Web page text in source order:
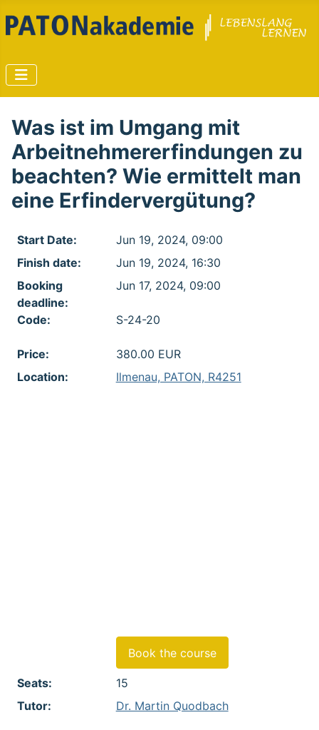
Was ist im Umgang mit
Arbeitnehmererfindungen zu
beachten? Wie ermittelt man
eine Erfindervergütung?
Start Date:
Jun 19, 2024, 09:00
Finish date:
Jun 19, 2024, 16:30
Booking
deadline:
Jun 17, 2024, 09:00
Code: S-24-20
Price:
380.00 EUR
Location:
Ilmenau, PATON, R4251
Book the course
Seats:
15
Tutor:
Dr. Martin Quodbach